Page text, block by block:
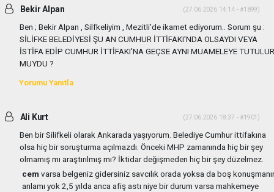
Bekir Alpan (27.06.2026 14:14 - #1899)
Ben ; Bekir Alpan , Silfkeliyim , Mezitli'de ikamet ediyorum.. Sorum şu :
SİLİFKE BELEDİYESİ ŞU AN CUMHUR İTTİFAKI'NDA OLSAYDI VEYA
İSTİFA EDİP CUMHUR İTTİFAKI'NA GEÇSE AYNI MUAMELEYE TUTULUR
MUYDU ?
Yorumu Yanıtla
Ali Kurt (27.06.2026 18:37 - #1901)
Ben bir Silifkeli olarak Ankarada yaşıyorum. Belediye Cumhur ittifakına
olsa hiç bir soruşturma açılmazdı. Önceki MHP zamanında hiç bir şey
olmamış mı araştırılmış mı? İktidar değişmeden hiç bir şey düzelmez.
cem varsa belgeniz gidersiniz savcılık orada yoksa da boş
anlamı yok 2,5 yılda anca afiş astı niye bir durum varsa mahkemeye